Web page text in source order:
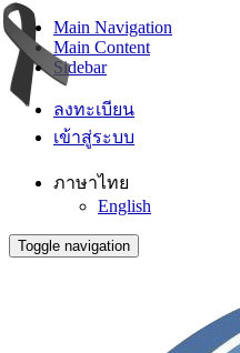
Main Navigation
Main Content
Sidebar
ลงทะเบียน
เข้าสู่ระบบ
ภาษาไทย
English
Toggle navigation